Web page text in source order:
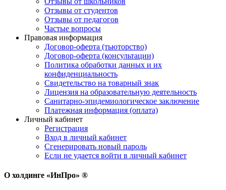
Отзывы от студентов
Отзывы от педагогов
Частые вопросы
Правовая информация
Договор-оферта (тьюторство)
Договор-оферта (консультации)
Политика обработки данных и их
конфиденциальность
Свидетельство на товарный знак
Лицензия на образовательную деятельность
Санитарно-эпидемиологическое заключение
Платежная информация (оплата)
Личный кабинет
Регистрация
Вход в личный кабинет
Сгенерировать новый пароль
Если не удается войти в личный кабинет
О холдинге «ИнПро» ®